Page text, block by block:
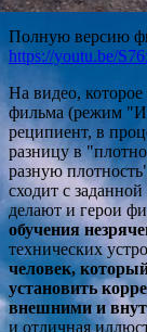
Полную версию
https://youtu.be/
На видео,
фильма (режим
реципиент, в
разницу в
разную
сходит с
делают и герои
обучения
технических
человек,
установить
внешними и
и отличная